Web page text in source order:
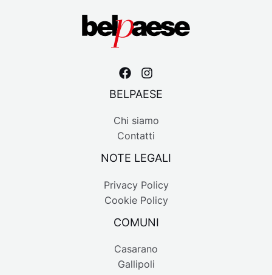
BELPAESE
Chi siamo
Contatti
NOTE LEGALI
Privacy Policy
Cookie Policy
COMUNI
Casarano
Gallipoli